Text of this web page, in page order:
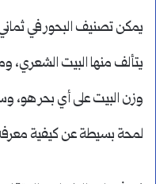
يمكن تصنيف البحور في
يتألف منها البيت الشعري،
وزن البيت على أي بحر هو،
لمحة بسيطة عن كيفية